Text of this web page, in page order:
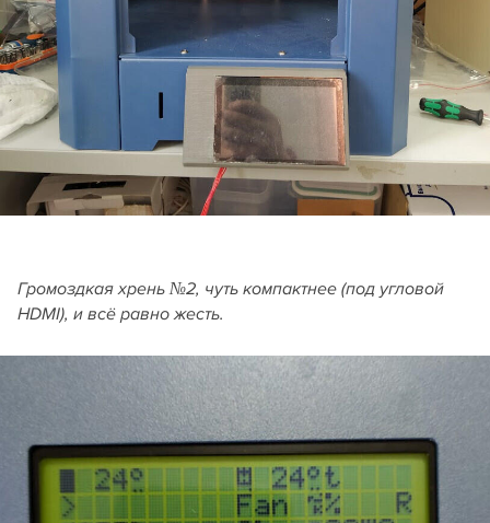
Громоздкая хрень №2, чуть компактнее (под угловой
HDMI), и всё равно жесть.